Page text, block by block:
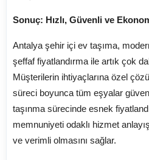
Sonuç: Hızlı, Güvenli ve
Antalya şehir içi ev taşıma,
şeffaf fiyatlandırma ile artık çok
Müşterilerin ihtiyaçlarına özel
süreci boyunca tüm eşyalar
taşınma sürecinde esnek
memnuniyeti odaklı hizmet
ve verimli olmasını sağlar.